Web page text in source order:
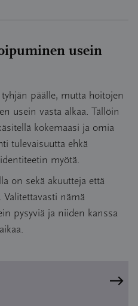
usein
päälle, mutta hoitojen
usein vasta alkaa. Tällöin
kokemaasi ja omia
tulevaisuutta ehkä
myötä.
on sekä akuutteja että
Valitettavasti nämä
pysyviä ja niiden kanssa